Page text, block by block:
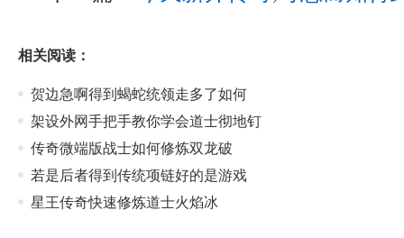
相关阅读：
贺边急啊得到蝎蛇统领走多了如何
架设外网手把手教你学会道士彻地钉
传奇微端版战士如何修炼双龙破
若是后者得到传统项链好的是游戏
星王传奇快速修炼道士火焰冰